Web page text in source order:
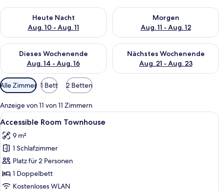
Heute Nacht
Aug. 10 - Aug. 11
Überprüfe die Verfügbarkeit für heute Nacht, Aug. 10 - Aug.
Morgen
Aug. 11 - Aug. 12
Überprüfe die Verfügbarkeit
Dieses Wochenende
Aug. 14 - Aug. 16
Überprüfe die Verfügbarkeit für dieses Wochenende, Aug. 14
Nächstes Wochenende
Aug. 21 - Aug. 23
Überprüfe die Verfügbarkeit
Verfügbare
Filter
für
Zimmer
Alle Zimmer 1 Bett 2 Betten
Anzeige von 11 von 11 Zimmern
Alle
Fotos
für
Accessible
Room
Townhouse
anzeigen
Ein Hotelzimmer mit einem großen
4
Accessible Room Townhouse
9 m²
1 Schlafzimmer
Platz für 2 Personen
1 Doppelbett
Kostenloses WLAN